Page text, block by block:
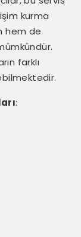
kurma
hem de
farklı
: